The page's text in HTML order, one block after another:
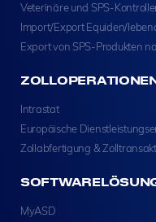
Veterinäre und SPS-
Import/Export Equiden/
Export von SPS-Produkten
Intrastat
Europäische
Zollabfertigung &
MyASD